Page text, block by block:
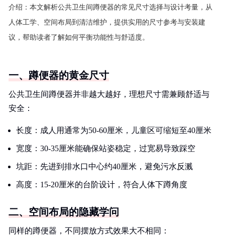
介绍： 本文解析公共卫生间蹲便器的常见尺寸选择与设计考量，从
人体工学、空间布局到清洁维护，提供实用的尺寸参考与安装建
议，帮助读者了解如何平衡功能性与舒适度。
一、蹲便器的黄金尺寸
公共卫生间蹲便器并非越大越好，理想尺寸需兼顾舒适与
安全：
长度：成人用通常为50-60厘米，儿童区可缩短至40厘米
宽度：30-35厘米能确保站姿稳定，过宽易导致踩空
坑距：先进到排水口中心约40厘米，避免污水反溅
高度：15-20厘米的台阶设计，符合人体下蹲角度
二、空间布局的隐藏学问
同样的蹲便器，不同摆放方式效果大不相同：